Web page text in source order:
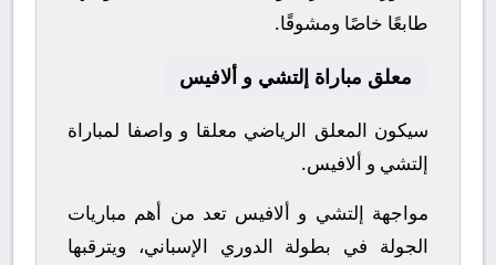
طابعًا خاصًا ومشوقًا.
معلق مباراة إلتشي و ألافيس
سيكون المعلق الرياضي معلقا و واصفا لمباراة
إلتشي و ألافيس.
مواجهة إلتشي و ألافيس تعد من أهم مباريات
الجولة في بطولة الدوري الإسباني، ويترقبها